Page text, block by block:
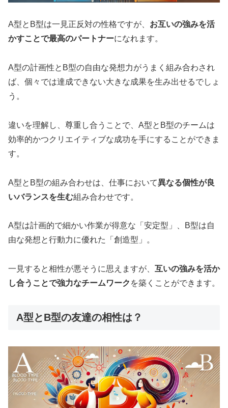
A型とB型は一見正反対の性格ですが、 お互いの強みを活
かすことで最高のパートナーになれます。
A型の計画性とB型の自由な発想力がうまく組み合わされ
ば、個々では達成できない大きな成果を生み出せるでしょ
う。
違いを理解し、尊重し合うことで、A型とB型のチームは
効率的かつクリエイティブな成功を手にすることができま
す。
A型とB型の組み合わせは、仕事において異なる個性が良
いバランスを生む組み合わせです。
A型は計画的で細かい作業が得意な「安定型」、B型は自
由な発想と行動力に優れた「創造型」。
一見すると相性が悪そうに思えますが、 互いの強みを活か
し合うことで強力なチームワーク を築くことができます。
A型とB型の友達の相性は？